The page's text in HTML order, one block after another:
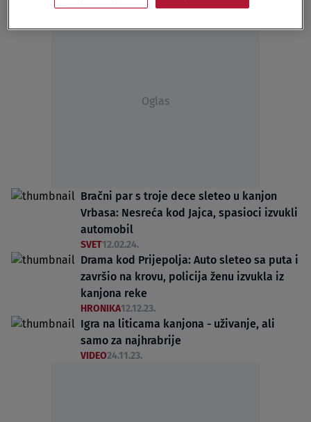
PUTOVANJA19.05.24.
Oglas
Bračni par s troje dece sleteo u kanjon
Vrbasa: Nesreća kod Jajca, spasioci izvukli
automobil
SVET12.02.24.
Drama kod Prijepolja: Auto sleteo sa puta i
završio na krovu, policija ženu izvukla iz
kanjona reke
HRONIKA12.12.23.
Igra na liticama kanjona - uživanje, ali
samo za najhrabrije
VIDEO24.11.23.